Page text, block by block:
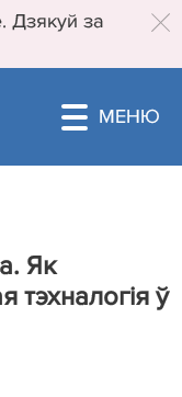
Дзякуй за
Як
тэхналогія ў